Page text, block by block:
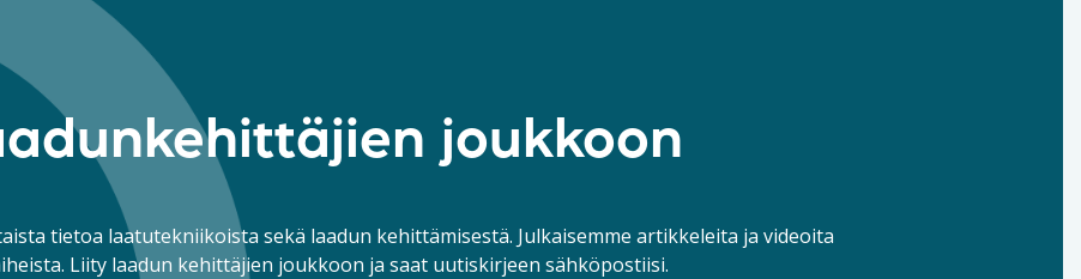
joukkoon
tietoa laatutekniikoista sekä laadun kehittämisestä. Julkaisemme artikkeleita ja videoita
Liity laadun kehittäjien joukkoon ja saat uutiskirjeen sähköpostiisi.